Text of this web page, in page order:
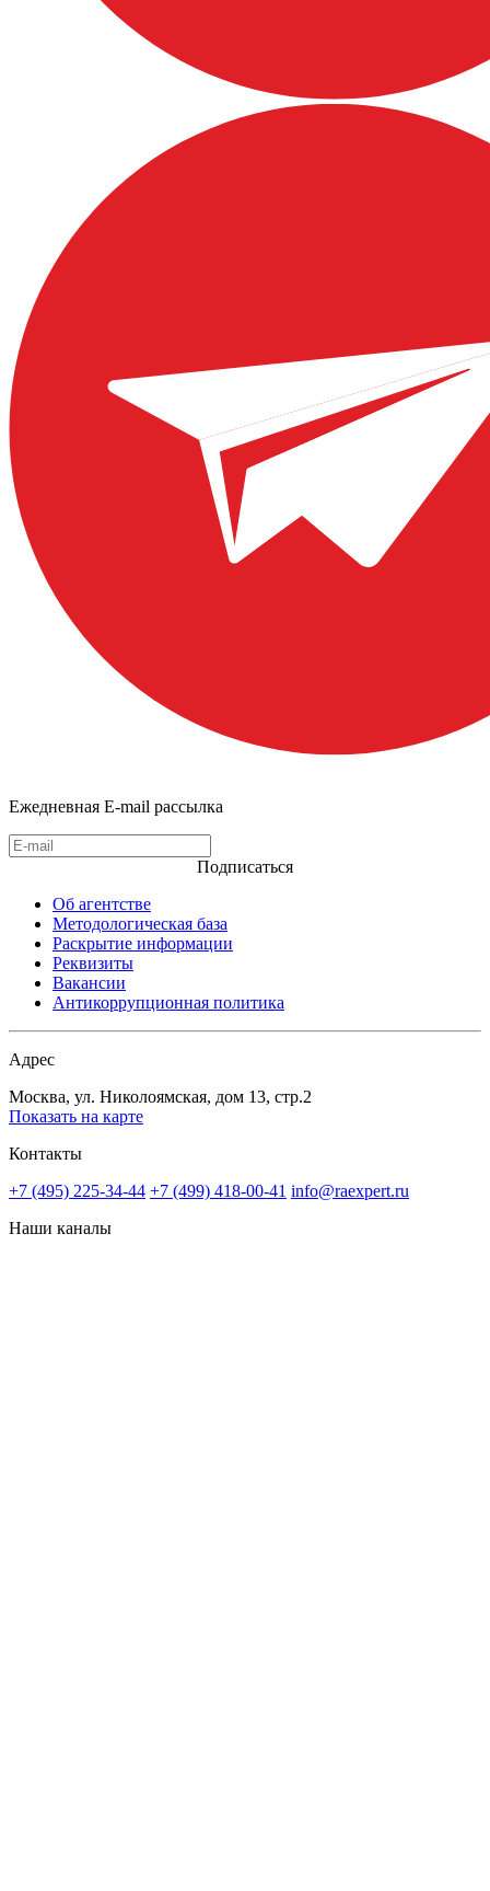
Ежедневная E-mail рассылка
Подписаться
Об агентстве
Методологическая база
Раскрытие информации
Реквизиты
Вакансии
Антикоррупционная политика
Адрес
Москва, ул. Николоямская, дом 13, стр.2
Показать на карте
Контакты
+7 (495) 225-34-44 +7 (499) 418-00-41 info@raexpert.ru
Наши каналы